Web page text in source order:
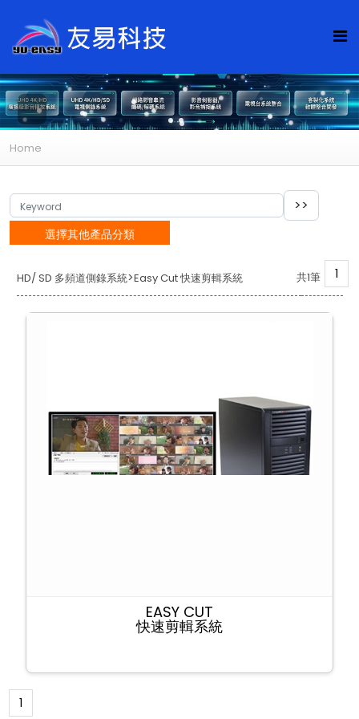
Home
選擇其他產品分類
HD/ SD 多頻道側錄系統>Easy Cut 快速剪輯系統 共1筆 1
EASY CUT
快速剪輯系統
1